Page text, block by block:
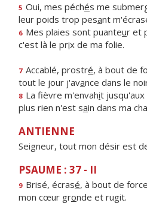
5 Oui, mes péchés me
leur poids trop pesant
6 Mes plaies sont puanteur et
c'est là le prix de ma folie.
7 Accablé, prostré, à bout de
tout le jour j'avance dans le
8 La fièvre m'envahit jusqu'aux
plus rien n'est sain dans ma
ANTIENNE
Seigneur, tout mon désir est
PSAUME : 37 - II
9 Brisé, écrasé, à bout de
mon cœur gronde et rugit.